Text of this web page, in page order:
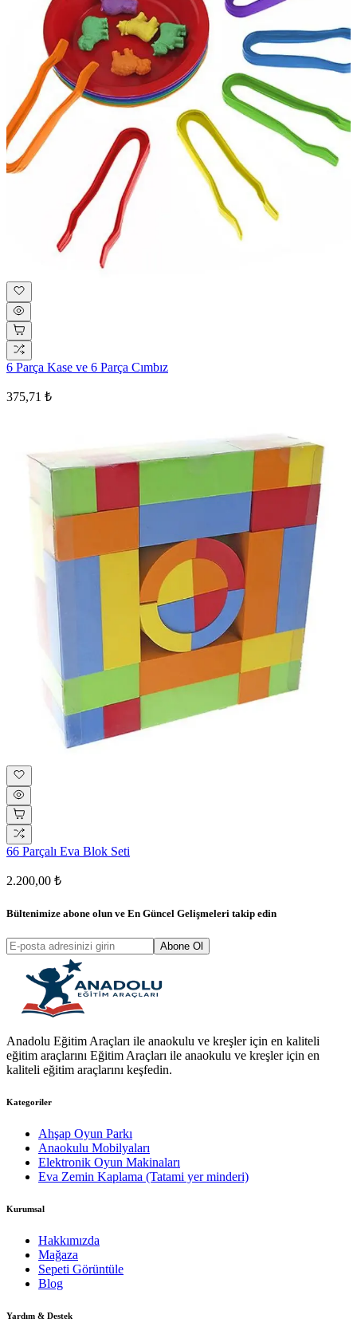
6 Parça Kase ve 6 Parça Cımbız
375,71 ₺
66 Parçalı Eva Blok Seti
2.200,00 ₺
Bültenimize abone olun ve En Güncel Gelişmeleri takip edin
Abone Ol
Anadolu Eğitim Araçları ile anaokulu ve kreşler için en kaliteli
eğitim araçlarını Eğitim Araçları ile anaokulu ve kreşler için en
kaliteli eğitim araçlarını keşfedin.
Kategoriler
Ahşap Oyun Parkı
Anaokulu Mobilyaları
Elektronik Oyun Makinaları
Eva Zemin Kaplama (Tatami yer minderi)
Kurumsal
Hakkımızda
Mağaza
Sepeti Görüntüle
Blog
Yardım & Destek